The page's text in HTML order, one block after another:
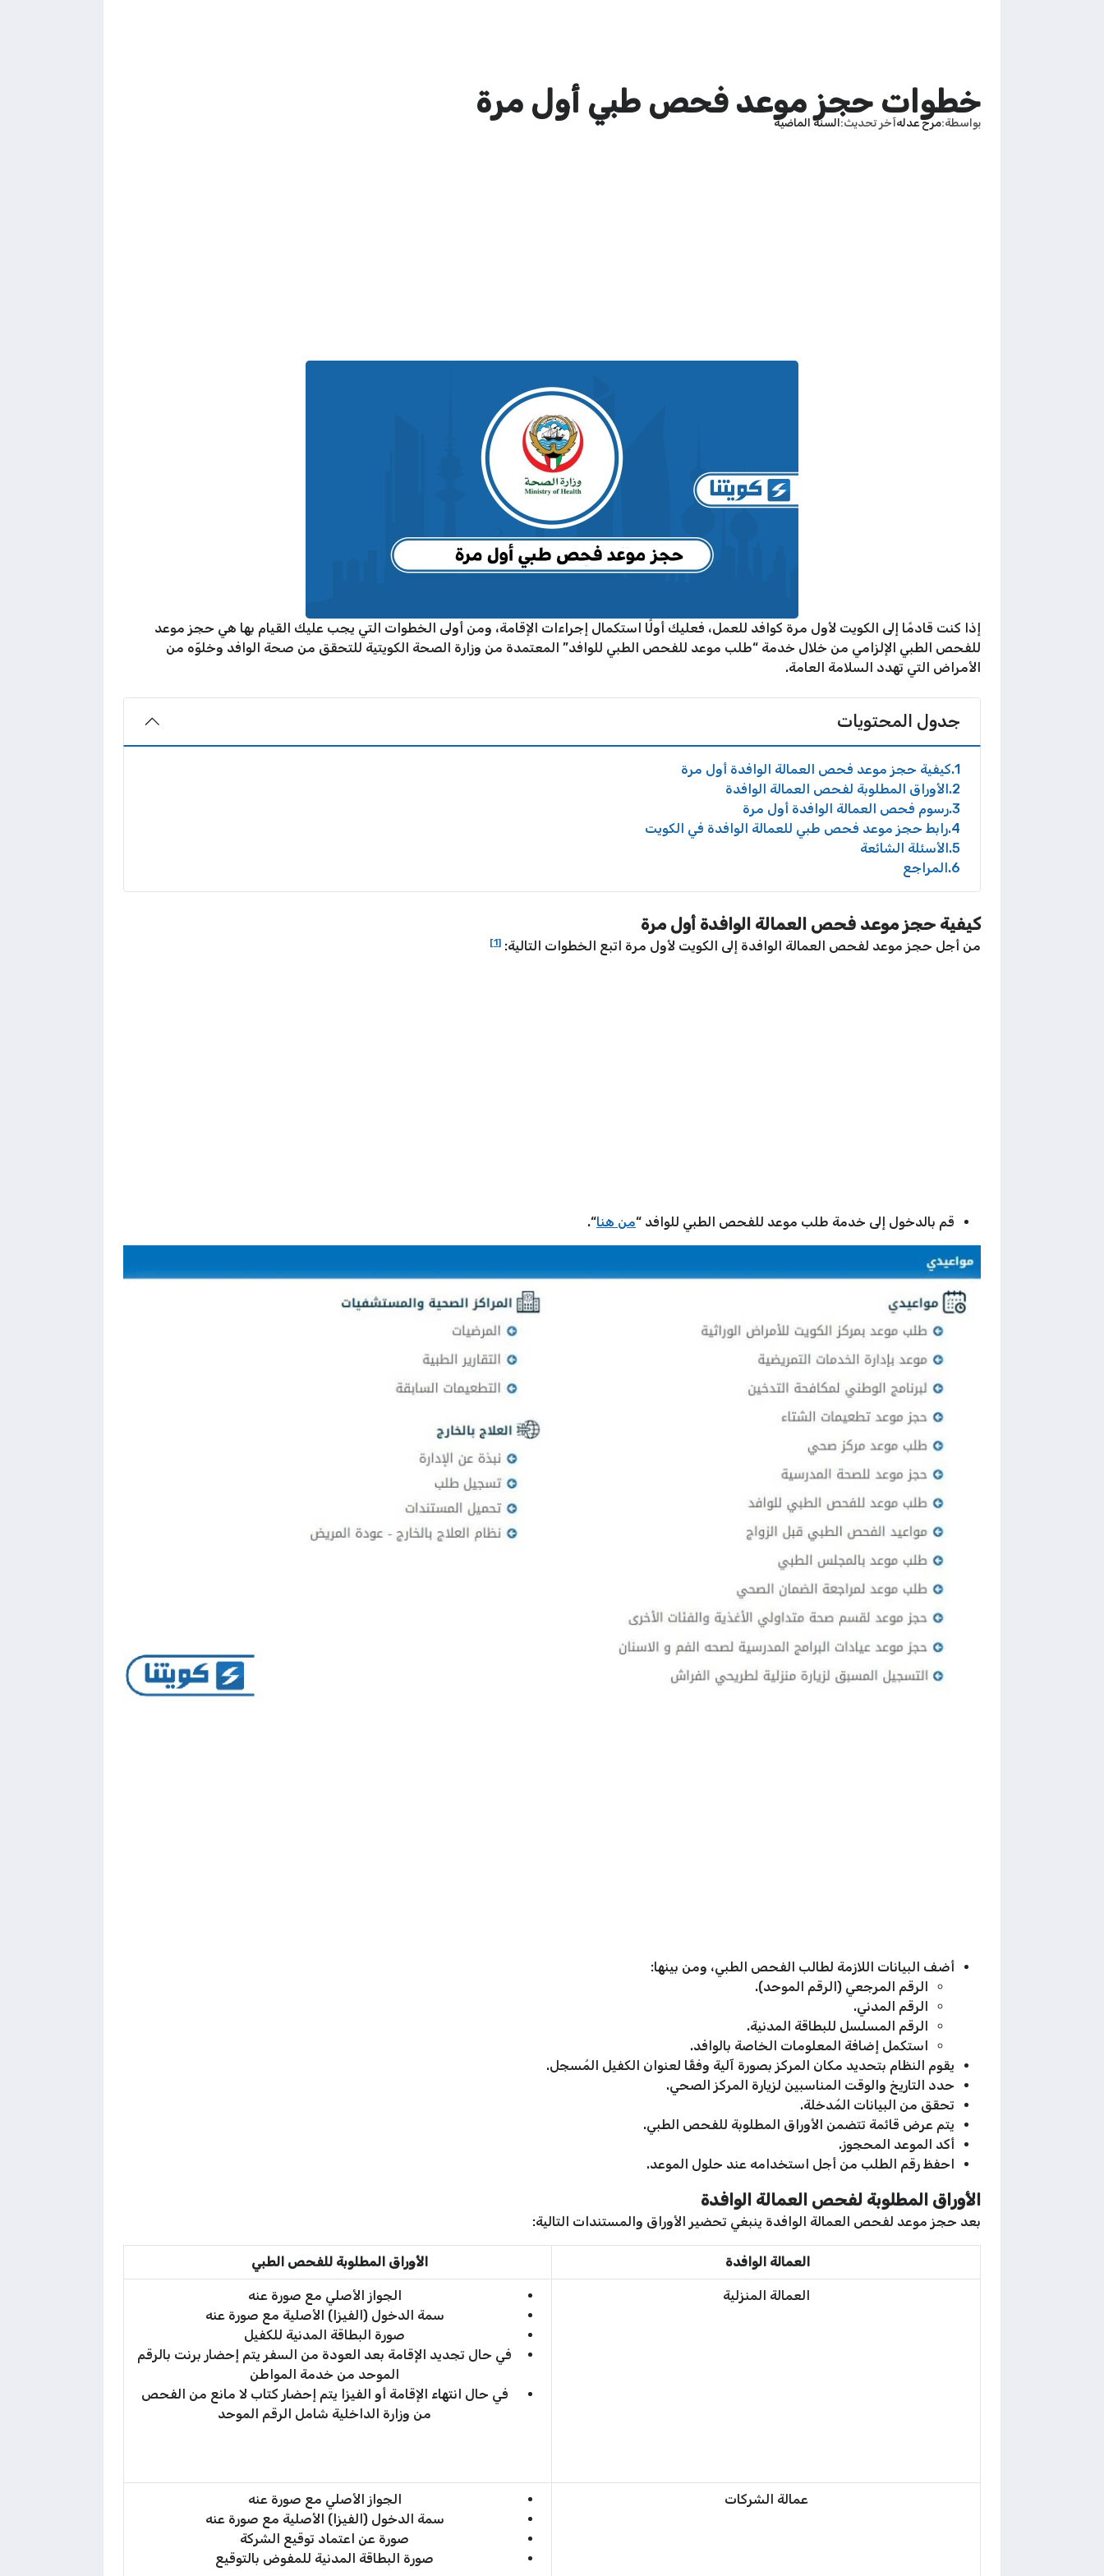
خطوات حجز موعد فحص طبي أول مرة
بواسطة مرح عدلهآخر تحديث السنة الماضية
إذا كنت قادمًا إلى الكويت لأول مرة كوافد للعمل، فعليك أولًا استكمال إجراءات الإقامة، ومن أولى الخطوات التي يجب عليك القيام بها هي حجز موعد
للفحص الطبي الإلزامي من خلال خدمة “طلب موعد للفحص الطبي للوافد” المعتمدة من وزارة الصحة الكويتية للتحقق من صحة الوافد وخلوّه من
الأمراض التي تهدد السلامة العامة.
جدول المحتويات
1 كيفية حجز موعد فحص العمالة الوافدة أول مرة
2 الأوراق المطلوبة لفحص العمالة الوافدة
3 رسوم فحص العمالة الوافدة أول مرة
4 رابط حجز موعد فحص طبي للعمالة الوافدة في الكويت
5 الأسئلة الشائعة
6 المراجع
كيفية حجز موعد فحص العمالة الوافدة أول مرة
من أجل حجز موعد لفحص العمالة الوافدة إلى الكويت لأول مرة اتبع الخطوات التالية: [1]
قم بالدخول إلى خدمة طلب موعد للفحص الطبي للوافد “من هنا“.
أضف البيانات اللازمة لطالب الفحص الطبي، ومن بينها:
الرقم المرجعي (الرقم الموحد).
الرقم المدني.
الرقم المسلسل للبطاقة المدنية.
استكمل إضافة المعلومات الخاصة بالوافد.
يقوم النظام بتحديد مكان المركز بصورة آلية وفقًا لعنوان الكفيل المُسجل.
حدد التاريخ والوقت المناسبين لزيارة المركز الصحي.
تحقق من البيانات المُدخلة.
يتم عرض قائمة تتضمن الأوراق المطلوبة للفحص الطبي.
أكد الموعد المحجوز.
احفظ رقم الطلب من أجل استخدامه عند حلول الموعد.
الأوراق المطلوبة لفحص العمالة الوافدة
بعد حجز موعد لفحص العمالة الوافدة ينبغي تحضير الأوراق والمستندات التالية:
العمالة الوافدة الأوراق المطلوبة للفحص الطبي
العمالة المنزلية
الجواز الأصلي مع صورة عنه
سمة الدخول (الفيزا) الأصلية مع صورة عنه
صورة البطاقة المدنية للكفيل
في حال تجديد الإقامة بعد العودة من السفر يتم إحضار برنت بالرقم
الموحد من خدمة المواطن
في حال انتهاء الإقامة أو الفيزا يتم إحضار كتاب لا مانع من الفحص
من وزارة الداخلية شامل الرقم الموحد
عمالة الشركات
الجواز الأصلي مع صورة عنه
سمة الدخول (الفيزا) الأصلية مع صورة عنه
صورة عن اعتماد توقيع الشركة
صورة البطاقة المدنية للمفوض بالتوقيع